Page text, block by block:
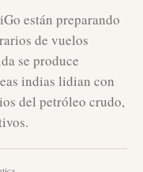
están preparando
de vuelos
se produce
indias lidian con
del petróleo crudo,